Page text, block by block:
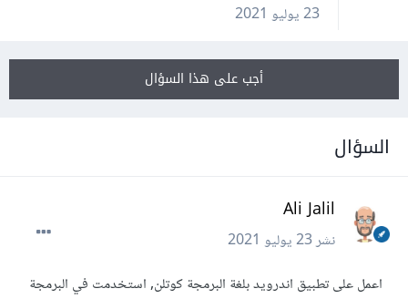
23 يوليو 2021
أجب على هذا السؤال
السؤال
Ali Jalil
نشر23 يوليو 2021
اعمل على تطبيق اندرويد بلغة البرمجة كوتلن, استخدمت في البرمجة